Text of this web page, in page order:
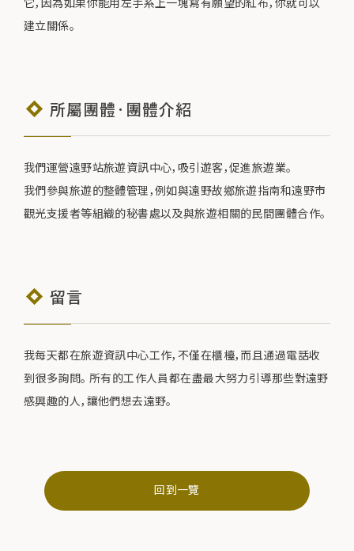
建立關係。
所屬團體·團體介紹
我們運營遠野站旅遊資訊中心，吸引遊客，促進旅遊業。
我們參與旅遊的整體管理，例如與遠野故鄉旅遊指南和遠野市
觀光支援者等組織的秘書處以及與旅遊相關的民間團體合作。
留言
我每天都在旅遊資訊中心工作，不僅在櫃檯，而且通過電話收
到很多詢問。 所有的工作人員都在盡最大努力引導那些對遠野
感興趣的人，讓他們想去遠野。
回到一覽